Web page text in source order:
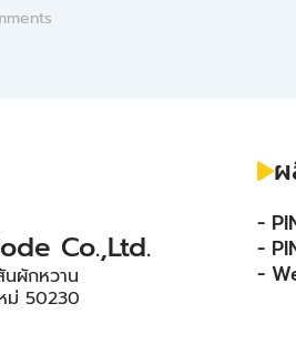
Co.,Ltd.
ผักหวาน
ม่ 50230
-
-
-